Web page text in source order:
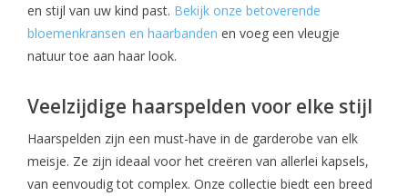
en stijl van uw kind past. Bekijk onze betoverende
bloemenkransen en haarbanden en voeg een vleugje
natuur toe aan haar look.
Veelzijdige haarspelden voor elke stijl
Haarspelden zijn een must-have in de garderobe van elk
meisje. Ze zijn ideaal voor het creëren van allerlei kapsels,
van eenvoudig tot complex. Onze collectie biedt een breed